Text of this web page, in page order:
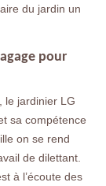
du jardin un
pour
le jardinier LG
sa compétence
on se rend
de dilettant.
à l’écoute des